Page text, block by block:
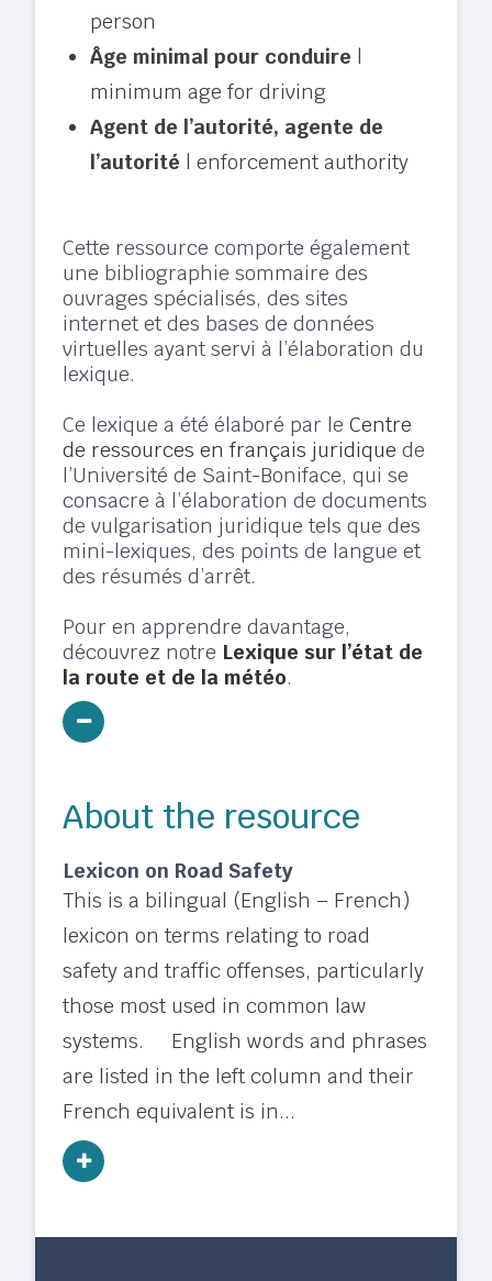
person
Âge minimal pour conduire |
minimum age for driving
Agent de l’autorité, agente de
l’autorité | enforcement authority
Cette ressource comporte également
une bibliographie sommaire des
ouvrages spécialisés, des sites
internet et des bases de données
virtuelles ayant servi à l’élaboration du
lexique.
Ce lexique a été élaboré par leCentre
de ressources en français juridique de
l’Université de Saint-Boniface, qui se
consacre à l’élaboration de documents
de vulgarisation juridique tels que des
mini-lexiques, des points de langue et
des résumés d’arrêt.
Pour en apprendre davantage,
découvrez notre Lexique sur l’état de
la route et de la météo.
About the resource
Lexicon on Road Safety
This is a bilingual (English – French)
lexicon on terms relating to road
safety and traffic offenses, particularly
those most used in common law
systems. English words and phrases
are listed in the left column and their
French equivalent is in...